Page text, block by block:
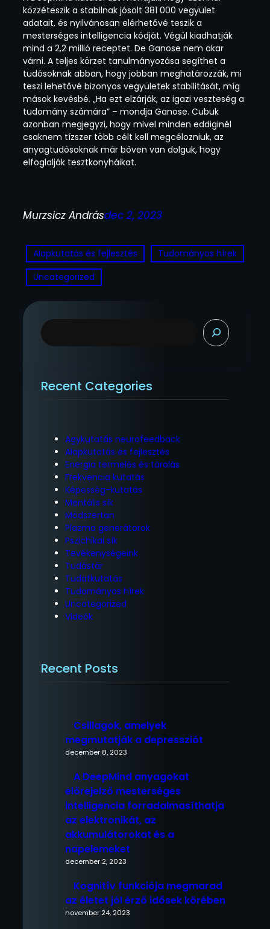
közzéteszik a stabilnak jósolt 381 000 vegyület
adatait, és nyilvánosan elérhetővé teszik a
mesterséges intelligencia kódját. Végül kiadhatják
mind a 2,2 millió receptet. De Ganose nem akar
várni. A teljes körzet tanulmányozása segíthet a
tudósoknak abban, hogy jobban meghatározzák, mi
teszi lehetővé bizonyos vegyületek stabilitását, míg
mások kevésbé. „Ha ezt elzárják, az igazi veszteség a
tudomány számára” – mondja Ganose. Cubuk
azonban megjegyzi, hogy mivel minden eddiginél
csaknem tízszer több célt kell megcélozniuk, az
anyagtudósoknak már bőven van dolguk, hogy
elfoglalják tesztkonyháikat.
Murzsicz Andrásdec 2, 2023
Alapkutatás és fejlesztés
Tudományos hírek
Uncategorized
K
e
é
Recent Categories
Agykutatás neurofeedback
Alapkutatás és fejlesztés
Energia termelés és tárolás
Frekvencia kutatás
Képesség-kutatás
Mentális sík
Módszertan
Plazma generátorok
Pszichikai sík
Tevékenységeink
Tudástár
Tudatkutatás
Tudományos hírek
Uncategorized
Videók
Recent Posts
Csillagok, amelyek
megmutatják a depressziót
december 8, 2023
A DeepMind anyagokat
előrejelző mesterséges
intelligencia forradalmasíthatja
az elektronikát, az
akkumulátorokat és a
napelemeket
december 2, 2023
Kognitív funkciója megmarad
az életet jól érző idősek körében
november 24, 2023